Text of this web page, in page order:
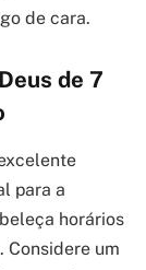
de cara.
de 7
para a
horários
um